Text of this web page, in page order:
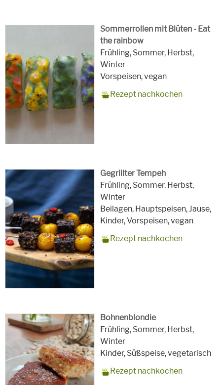
Sommerrollen mit Blüten - Eat
the rainbow
Zubereitungszeit
30 Minuten
Rezept
für
4 (8 Rollen)
Saison
Frühling, Sommer, Herbst,
Winter
Schlagworte
Vorspeisen,vegan
Rezept nachkochen
Gegrillter Tempeh
Zubereitungszeit
15 Minuten plus 15 Minuten zum
Einwirken der Marinade
Rezept
für
4
Saison
Frühling, Sommer, Herbst,
Winter
Schlagworte
Beilagen, Hauptspeisen, Jause,
Kinder, Vorspeisen,vegan
Rezept nachkochen
Bohnenblondie
Zubereitungszeit
15 Minuten 30 Min. Backzeit
Rezept
für
1 Blech
Saison
Frühling, Sommer, Herbst,
Winter
Schlagworte
Kinder, Süßspeise,vegetarisch
Rezept nachkochen